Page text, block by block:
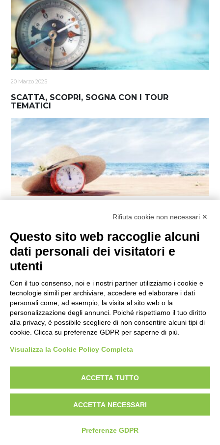
20 Marzo 2025
SCATTA, SCOPRI, SOGNA CON I TOUR
TEMATICI
6 Marzo 2025
CREIAMO INSIEME LA TUA
PROSSIMA ESPERIENZA
Rifiuta cookie non necessari ✕
Questo sito web raccoglie alcuni
dati personali dei visitatori e
utenti
Con il tuo consenso, noi e i nostri partner utilizziamo i cookie e
tecnologie simili per archiviare, accedere ed elaborare i dati
personali come, ad esempio, la visita al sito web o la
personalizzazione degli annunci. Poiché rispettiamo il tuo diritto
alla privacy, è possibile scegliere di non consentire alcuni tipi di
cookie. Clicca su preferenze GDPR per saperne di più.
Visualizza la Cookie Policy Completa
ACCETTA TUTTO
ACCETTA NECESSARI
Preferenze GDPR